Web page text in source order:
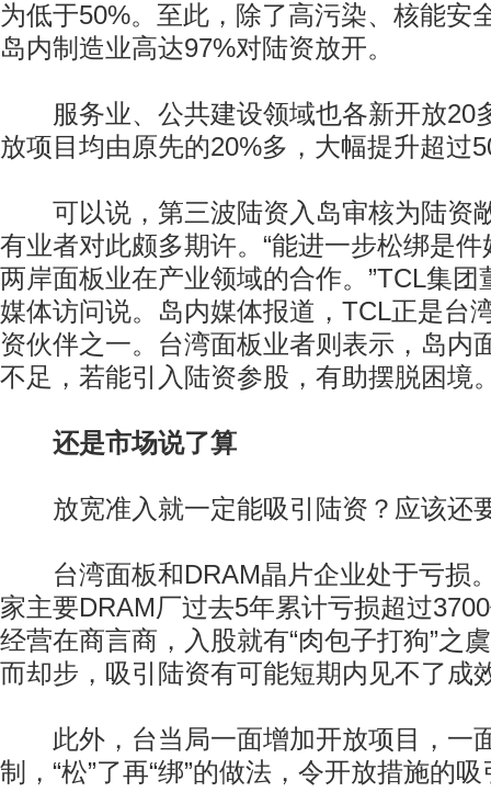
为低于50%。至此，除了高污染、核能安
岛内制造业高达97%对陆资放开。
服务业、公共建设领域也各新开放20
放项目均由原先的20%多，大幅提升超过
可以说，第三波陆资入岛审核为陆资敞
有业者对此颇多期许。“能进一步松绑是
两岸面板业在产业领域的合作。”TCL集团
媒体访问说。岛内媒体报道，TCL正是台
资伙伴之一。台湾面板业者则表示，岛内
不足，若能引入陆资参股，有助摆脱困境
还是市场说了算
放宽准入就一定能吸引陆资？应该还
台湾面板和DRAM晶片企业处于亏损
家主要DRAM厂过去5年累计亏损超过
经营在商言商，入股就有“肉包子打狗”之
而却步，吸引陆资有可能短期内见不了成
此外，台当局一面增加开放项目，一
制，“松”了再“绑”的做法，令开放措施的